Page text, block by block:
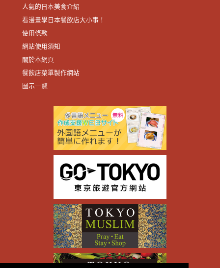
人氣的日本美食介紹
看漫畫學日本餐飲店大小事！
使用條款
網站使用須知
關於本網頁
餐飲店菜單製作網站
圖示一覽